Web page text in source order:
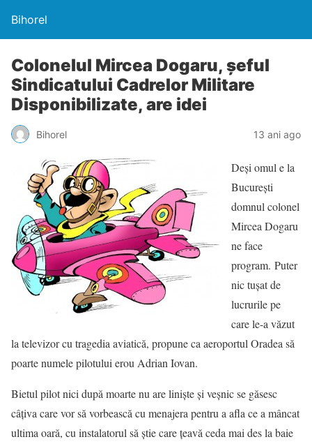
Bihorel
Colonelul Mircea Dogaru, şeful
Sindicatului Cadrelor Militare
Disponibilizate, are idei
Bihorel 13 ani ago
Deşi omul e la
Bucureşti
domnul colonel
Mircea Dogaru
ne face
program. Puter
nic tuşat de
lucrurile pe
care le-a văzut
la televizor cu tragedia aviatică, propune ca aeroportul Oradea să
poarte numele pilotului erou Adrian Iovan.
Bietul pilot nici după moarte nu are linişte şi veşnic se găsesc
câţiva care vor să vorbească cu menajera pentru a afla ce a mâncat
ultima oară, cu instalatorul să ştie care ţeavă ceda mai des la baie